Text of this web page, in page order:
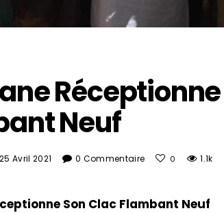
Neuf
25 Avril 2021 0 Commentaire 0 1.1k
Son Clac Flambant Neuf